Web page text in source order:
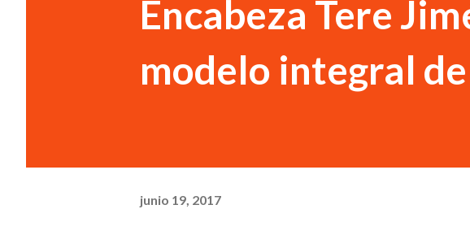
Encabeza Tere
modelo integral
junio 19, 2017